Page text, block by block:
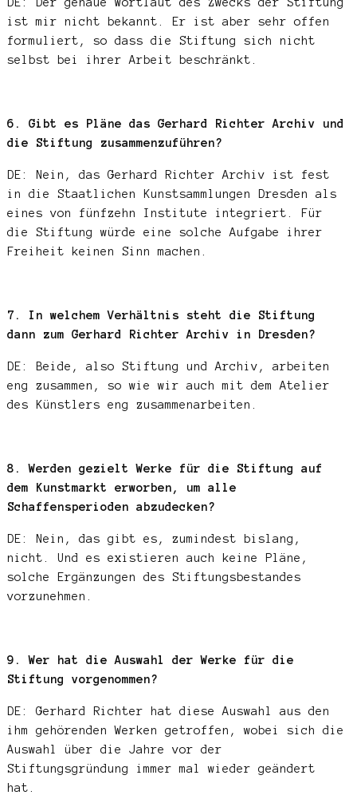
ist mir nicht bekannt. Er ist aber sehr offen
formuliert, so dass die Stiftung sich nicht
selbst bei ihrer Arbeit beschränkt.
6. Gibt es Pläne das Gerhard Richter Archiv und
die Stiftung zusammenzuführen?
DE: Nein, das Gerhard Richter Archiv ist fest
in die Staatlichen Kunstsammlungen Dresden als
eines von fünfzehn Institute integriert. Für
die Stiftung würde eine solche Aufgabe ihrer
Freiheit keinen Sinn machen.
7. In welchem Verhältnis steht die Stiftung
dann zum Gerhard Richter Archiv in Dresden?
DE: Beide, also Stiftung und Archiv, arbeiten
eng zusammen, so wie wir auch mit dem Atelier
des Künstlers eng zusammenarbeiten.
8. Werden gezielt Werke für die Stiftung auf
dem Kunstmarkt erworben, um alle
Schaffensperioden abzudecken?
DE: Nein, das gibt es, zumindest bislang,
nicht. Und es existieren auch keine Pläne,
solche Ergänzungen des Stiftungsbestandes
vorzunehmen.
9. Wer hat die Auswahl der Werke für die
Stiftung vorgenommen?
DE: Gerhard Richter hat diese Auswahl aus den
ihm gehörenden Werken getroffen, wobei sich die
Auswahl über die Jahre vor der
Stiftungsgründung immer mal wieder geändert
hat.